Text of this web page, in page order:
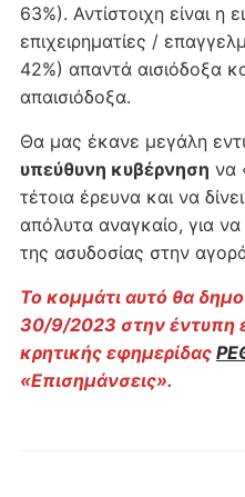
63%). Αντίστοιχη είναι η
επιχειρηματίες /
42%) απαντά αισιόδοξα
απαισιόδοξα.
Θα μας έκανε μεγάλη
υπεύθυνη κυβέρνηση να
τέτοια έρευνα και να
απόλυτα αναγκαίο, για
της ασυδοσίας στην
Το κομμάτι αυτό θα
30/9/2023 στην έντυπη
κρητικής εφημερίδας
«Επισημάνσεις».